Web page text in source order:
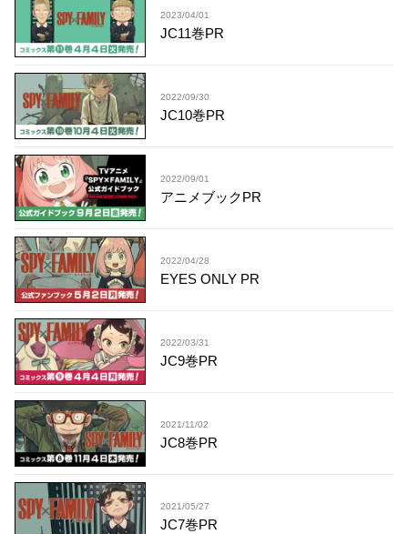
2023/04/01
JC11巻PR
2022/09/30
JC10巻PR
2022/09/01
アニメブックPR
2022/04/28
EYES ONLY PR
2022/03/31
JC9巻PR
2021/11/02
JC8巻PR
2021/05/27
JC7巻PR